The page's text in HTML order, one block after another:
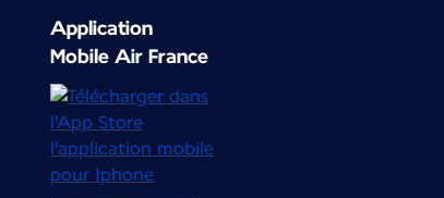
Application
Mobile Air France